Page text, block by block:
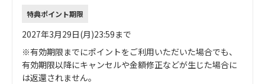
特典ポイント期限
2027年3月29日(月)23:59まで
※有効期限までにポイントをご利用いただいた場合でも、
有効期限以降にキャンセルや金額修正などが生じた場合に
は返還されません。